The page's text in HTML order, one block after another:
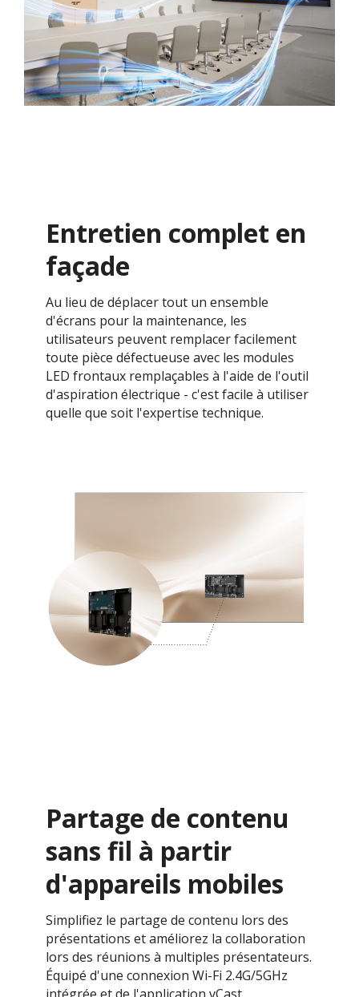
Entretien complet en
façade
Au lieu de déplacer tout un ensemble
d'écrans pour la maintenance, les
utilisateurs peuvent remplacer facilement
toute pièce défectueuse avec les modules
LED frontaux remplaçables à l'aide de l'outil
d'aspiration électrique - c'est facile à utiliser
quelle que soit l'expertise technique.
Partage de contenu
sans fil à partir
d'appareils mobiles
Simplifiez le partage de contenu lors des
présentations et améliorez la collaboration
lors des réunions à multiples présentateurs.
Équipé d'une connexion Wi-Fi 2.4G/5GHz